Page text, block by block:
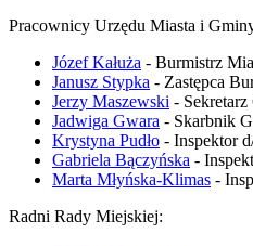
Pracownicy Urzędu Miasta i
Józef Kałuża - Burmistrz
Janusz Stypka - Zastępca
Jerzy Maszewski -
Jadwiga Gwara - Skarbnik
Krystyna Pudło - Inspektor
Gabriela Bączyńska -
Marta Młyńska-Klimas -
Radni Rady Miejskiej: